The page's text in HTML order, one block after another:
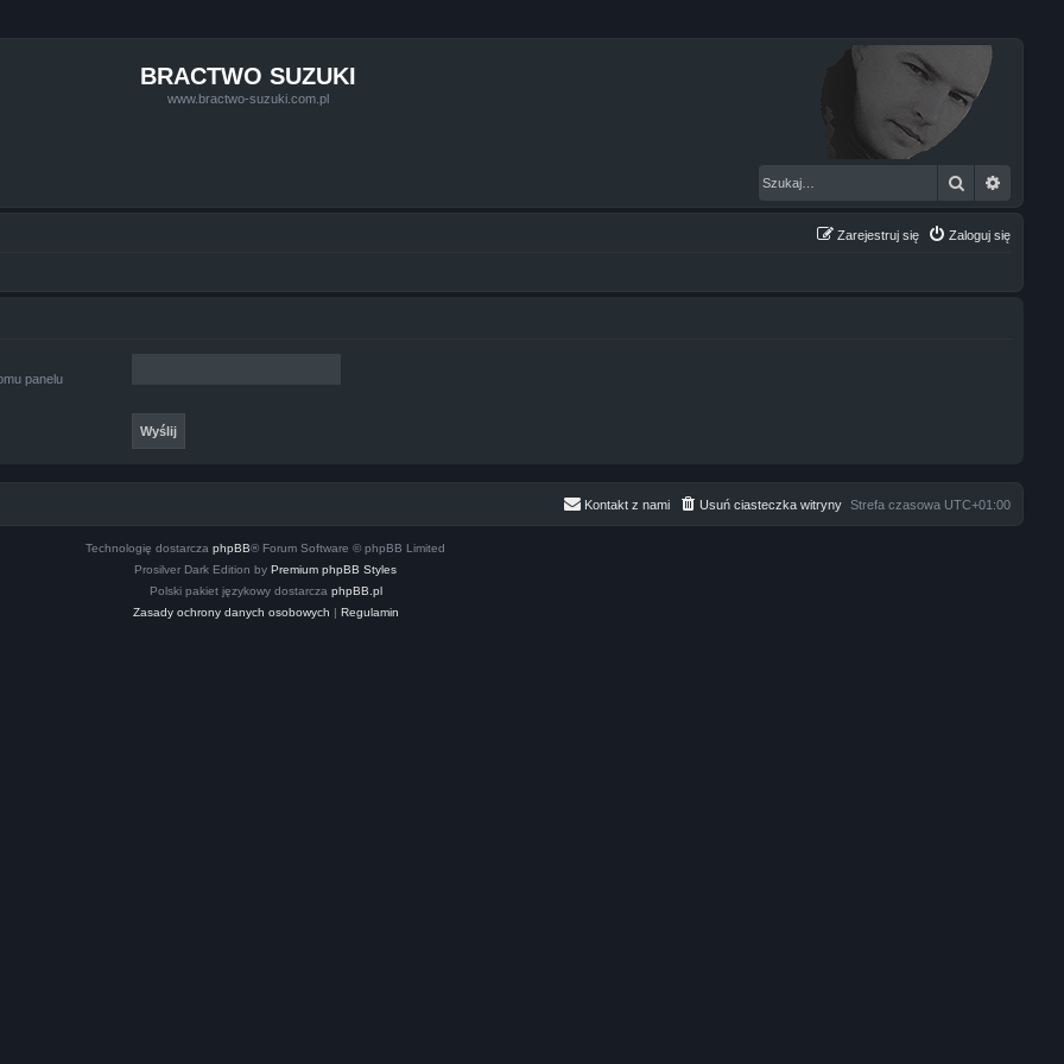
BRACTWO SUZUKI
www.bractwo-suzuki.com.pl
Szukaj
Zaloguj się
Zarejestruj się
panelu
Strefa czasowa UTC+01:00
Usuń ciasteczka witryny
Kontakt z nami
Technologię dostarczaphpBB® Forum Software © phpBB Limited
Prosilver Dark Edition byPremium phpBB Styles
Polski pakiet językowy dostarcza phpBB.pl
Zasady ochrony danych osobowych | Regulamin